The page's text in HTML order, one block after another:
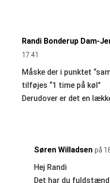
Randi Bonderup Dam-
17:41
Måske der i punktet
tilføjes “1 time på køl”
Derudover er det en
Søren Willadsen på
Hej Randi
Det har du